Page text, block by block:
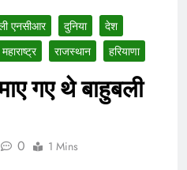
एनसीआर दुनिया
देश
महाराष्ट्र राजस्थान हरियाणा
गए थे बाहुबली
0 1 Mins